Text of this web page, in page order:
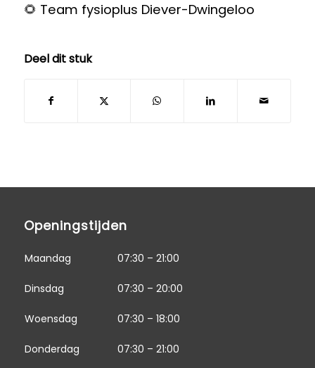
🌻 Team fysioplus Diever-Dwingeloo
Deel dit stuk
Openingstijden
Maandag 07:30 – 21:00
Dinsdag 07:30 – 20:00
Woensdag 07:30 – 18:00
Donderdag 07:30 – 21:00